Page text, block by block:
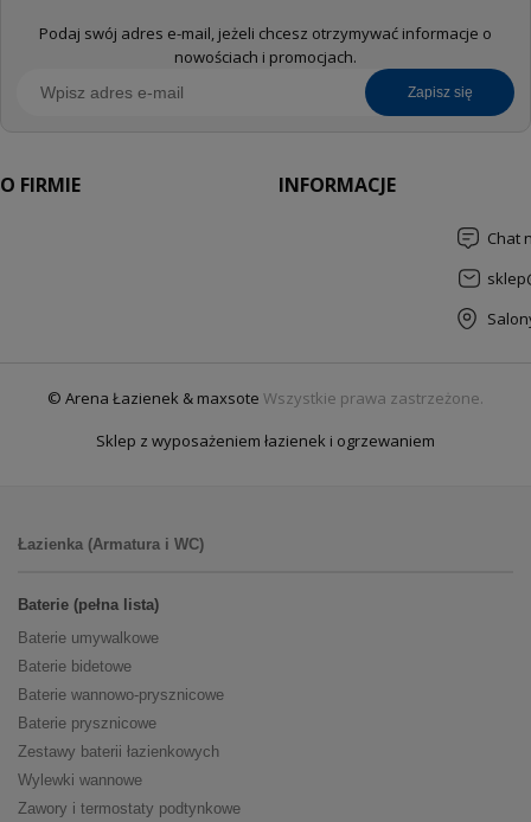
Podaj swój adres e-mail, jeżeli chcesz otrzymywać informacje o
nowościach i promocjach.
zapisz się
O FIRMIE INFORMACJE
Chat
© Arena Łazienek & maxsote Wszystkie prawa zastrzeżone.
Sklep z wyposażeniem łazienek i ogrzewaniem
Łazienka (Armatura i WC)
Baterie (pełna lista)
Baterie umywalkowe
Baterie bidetowe
Baterie wannowo-prysznicowe
Baterie prysznicowe
Zestawy baterii łazienkowych
Wylewki wannowe
Zawory i termostaty podtynkowe